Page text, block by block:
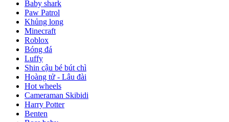
Baby shark
Paw Patrol
Khủng long
Minecraft
Roblox
Bóng đá
Luffy
Shin cậu bé bút chì
Hoàng tử - Lâu đài
Hot wheels
Cameraman Skibidi
Harry Potter
Benten